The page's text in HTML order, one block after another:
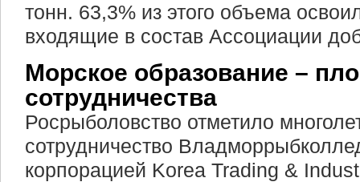
тонн. 63,3% из этого объема
входящие в состав Ассоциации
Морское образование –
сотрудничества
Росрыболовство отметило
сотрудничество
корпорацией Korea Trading &